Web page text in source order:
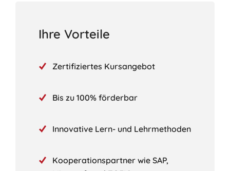
Ihre Vorteile
Zertifiziertes Kursangebot
Bis zu 100% förderbar
Innovative Lern- und Lehrmethoden
Kooperationspartner wie SAP,